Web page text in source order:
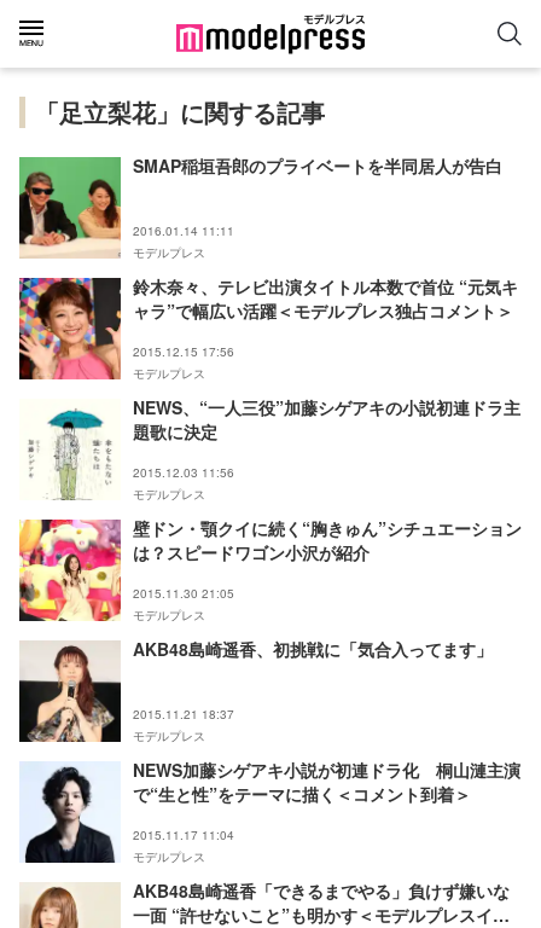
「足立梨花」に関する記事
SMAP稲垣吾郎のプライベートを半同居人が告白
2016.01.14 11:11
モデルプレス
鈴木奈々、テレビ出演タイトル本数で首位 “元気キ
ャラ”で幅広い活躍＜モデルプレス独占コメント＞
2015.12.15 17:56
モデルプレス
NEWS、“一人三役”加藤シゲアキの小説初連ドラ主
題歌に決定
2015.12.03 11:56
モデルプレス
壁ドン・顎クイに続く“胸きゅん”シチュエーション
は？スピードワゴン小沢が紹介
2015.11.30 21:05
モデルプレス
AKB48島崎遥香、初挑戦に「気合入ってます」
2015.11.21 18:37
モデルプレス
NEWS加藤シゲアキ小説が初連ドラ化 桐山漣主演
で“生と性”をテーマに描く＜コメント到着＞
2015.11.17 11:04
モデルプレス
AKB48島崎遥香「できるまでやる」負けず嫌いな
一面 “許せないこと”も明かす＜モデルプレスイン